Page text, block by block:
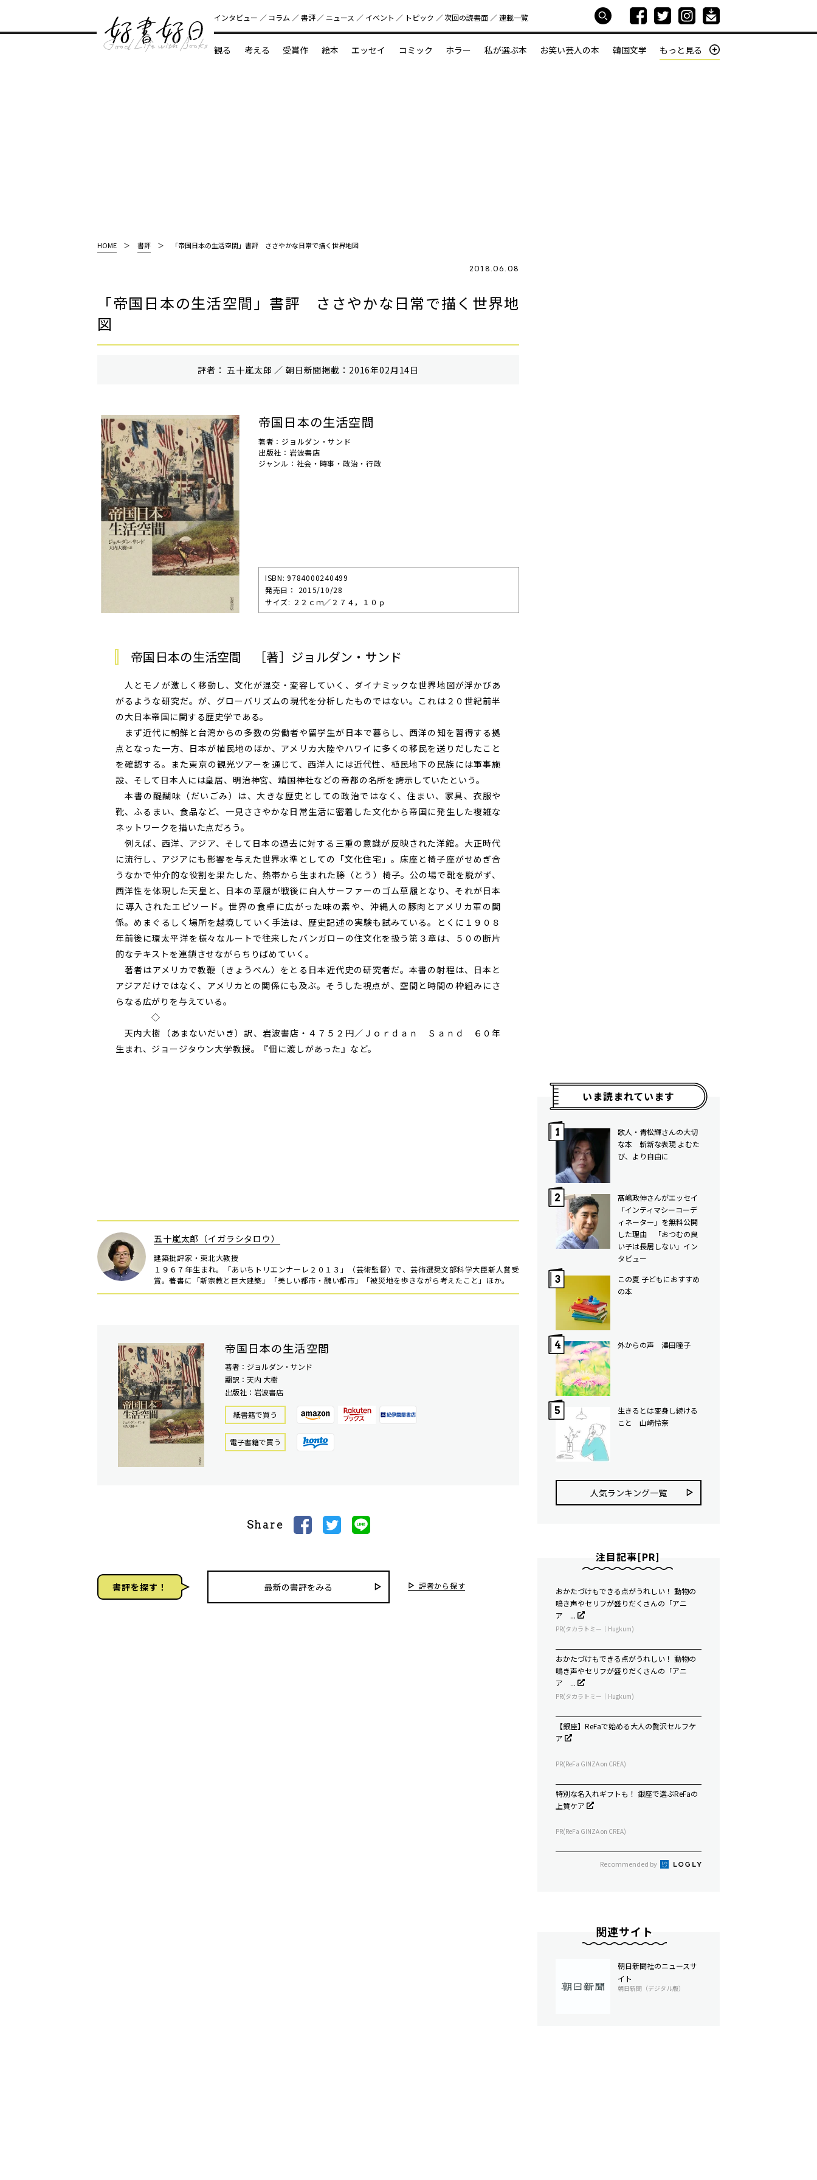
好書好日
インタビュー コラム 書評 ニュース イベント トピック 次回の読書⾯ 連載一覧
観る 考える 受賞作 絵本 エッセイ コミック ホラー 私が選ぶ本 お笑い芸人の本 韓国文学 もっと見る
HOME 書評 「帝国日本の生活空間」書評 ささやかな日常で描く世界地図
2018.06.08
「帝国日本の生活空間」書評 ささやかな日常で描く世界地
図
評者： 五十嵐太郎 ／ 朝⽇新聞掲載：2016年02月14日
帝国日本の生活空間
著者：ジョルダン・サンド
出版社：岩波書店
ジャンル：社会・時事・政治・行政
ISBN: 9784000240499
発売⽇： 2015/10/28
サイズ: ２２ｃｍ／２７４，１０ｐ
帝国日本の生活空間 ［著］ジョルダン・サンド
人とモノが激しく移動し、文化が混交・変容していく、ダイナミックな世界地図が浮かびあ
がるような研究だ。が、グローバリズムの現代を分析したものではない。これは２０世紀前半
の大日本帝国に関する歴史学である。
まず近代に朝鮮と台湾からの多数の労働者や留学生が日本で暮らし、西洋の知を習得する拠
点となった一方、日本が植民地のほか、アメリカ大陸やハワイに多くの移民を送りだしたこと
を確認する。また東京の観光ツアーを通じて、西洋人には近代性、植民地下の民族には軍事施
設、そして日本人には皇居、明治神宮、靖国神社などの帝都の名所を誇示していたという。
本書の醍醐味（だいごみ）は、大きな歴史としての政治ではなく、住まい、家具、衣服や
靴、ふるまい、食品など、一見ささやかな日常生活に密着した文化から帝国に発生した複雑な
ネットワークを描いた点だろう。
例えば、西洋、アジア、そして日本の過去に対する三重の意識が反映された洋館。大正時代
に流行し、アジアにも影響を与えた世界水準としての「文化住宅」。床座と椅子座がせめぎ合
うなかで仲介的な役割を果たした、熱帯から生まれた籐（とう）椅子。公の場で靴を脱がず、
西洋性を体現した天皇と、日本の草履が戦後に白人サーファーのゴム草履となり、それが日本
に導入されたエピソード。世界の食卓に広がった味の素や、沖縄人の豚肉とアメリカ軍の関
係。めまぐるしく場所を越境していく手法は、歴史記述の実験も試みている。とくに１９０８
年前後に環太平洋を様々なルートで往来したバンガローの住文化を扱う第３章は、５０の断片
的なテキストを連鎖させながらちりばめていく。
著者はアメリカで教鞭（きょうべん）をとる日本近代史の研究者だ。本書の射程は、日本と
アジアだけではなく、アメリカとの関係にも及ぶ。そうした視点が、空間と時間の枠組みにさ
らなる広がりを与えている。
◇
天内大樹（あまないだいき）訳、岩波書店・４７５２円／Ｊｏｒｄａｎ Ｓａｎｄ ６０年
生まれ、ジョージタウン大学教授。『佃に渡しがあった』など。
五十嵐太郎（イガラシタロウ）
建築批評家・東北大教授
１９６７年生まれ。「あいちトリエンナーレ２０１３」（芸術監督）で、芸術選奨文部科学大臣新人賞受
賞。著書に「新宗教と巨大建築」「美しい都市・醜い都市」「被災地を歩きながら考えたこと」ほか。
帝国日本の生活空間
著者：ジョルダン・サンド
翻訳：天内 大樹
出版社：岩波書店
紙書籍で買う
電⼦書籍で買う
Share
書評を探す！ 最新の書評をみる 評者から探す
いま読まれています
歌人・青松輝さんの大切
な本 斬新な表現 よむた
び、より自由に
髙嶋政伸さんがエッセイ
「インティマシーコーデ
ィネーター」を無料公開
した理由 「おつむの良
い子は長居しない」イン
タビュー
この夏 子どもにおすすめ
の本
外からの声 澤田瞳子
生きるとは変身し続ける
こと 山崎怜奈
人気ランキング⼀覧
注目記事[PR]
おかたづけもできる点がうれしい！ 動物の
鳴き声やセリフが盛りだくさんの「アニ
ア ...
PR(タカラトミー｜Hugkum)
おかたづけもできる点がうれしい！ 動物の
鳴き声やセリフが盛りだくさんの「アニ
ア ...
PR(タカラトミー｜Hugkum)
【銀座】ReFaで始める大人の贅沢セルフケ
ア
PR(ReFa GINZA on CREA)
特別な名入れギフトも！ 銀座で選ぶReFaの
上質ケア
PR(ReFa GINZA on CREA)
Recommended by
関連サイト
朝日新聞社のニュースサ
イト
朝日新聞（デジタル版）